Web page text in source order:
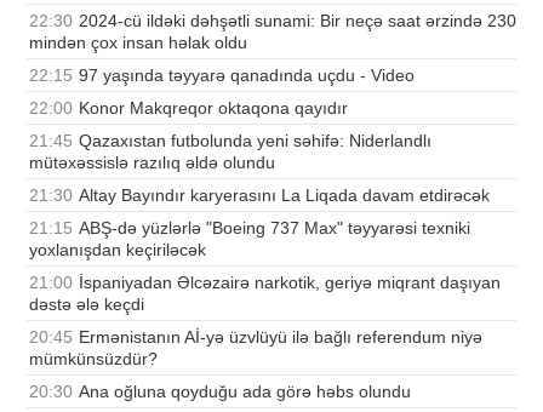
22:30 2024-cü ildəki dəhşətli sunami: Bir neçə saat ərzində 230
mindən çox insan həlak oldu
22:15 97 yaşında təyyarə qanadında uçdu - Video
22:00 Konor Makqreqor oktaqona qayıdır
21:45 Qazaxıstan futbolunda yeni səhifə: Niderlandlı
mütəxəssislə razılıq əldə olundu
21:30 Altay Bayındır karyerasını La Liqada davam etdirəcək
21:15 ABŞ-də yüzlərlə "Boeing 737 Max" təyyarəsi texniki
yoxlanışdan keçiriləcək
21:00 İspaniyadan Əlcəzairə narkotik, geriyə miqrant daşıyan
dəstə ələ keçdi
20:45 Ermənistanın Aİ-yə üzvlüyü ilə bağlı referendum niyə
mümkünsüzdür?
20:30 Ana oğluna qoyduğu ada görə həbs olundu